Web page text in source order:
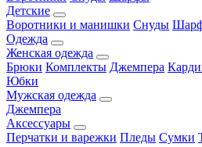
Детские
Воротники и манишки Снуды
Одежда
Женская одежда
Брюки Комплекты Джемпера
Юбки
Мужская одежда
Джемпера
Аксессуары
Перчатки и варежки Пледы Сумки